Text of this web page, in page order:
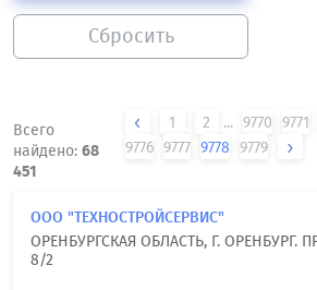
Сбросить
Всего
найдено: 68
451
1 2 ... 9770 9771
9776 9777 9778 9779
ООО "ТЕХНОСТРОЙСЕРВИС"
ОРЕНБУРГСКАЯ ОБЛАСТЬ, Г. ОРЕНБУРГ.
8/2